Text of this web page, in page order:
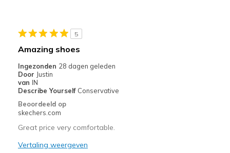
View On Shoes
Shoes are for Wearing
5
Amazing shoes
Ingezonden 28 dagen geleden
Door Justin
van IN
Describe Yourself Conservative
Beoordeeld op
skechers.com
Great price very comfortable.
Vertaling weergeven